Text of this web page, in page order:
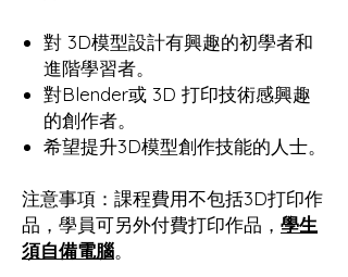
對 3D模型設計有興趣的初學者和
進階學習者。
對Blender或 3D 打印技術感興趣
的創作者。
希望提升3D模型創作技能的人士。
注意事項：課程費用不包括3D打印作
品，學員可另外付費打印作品， 學生
須自備電腦。